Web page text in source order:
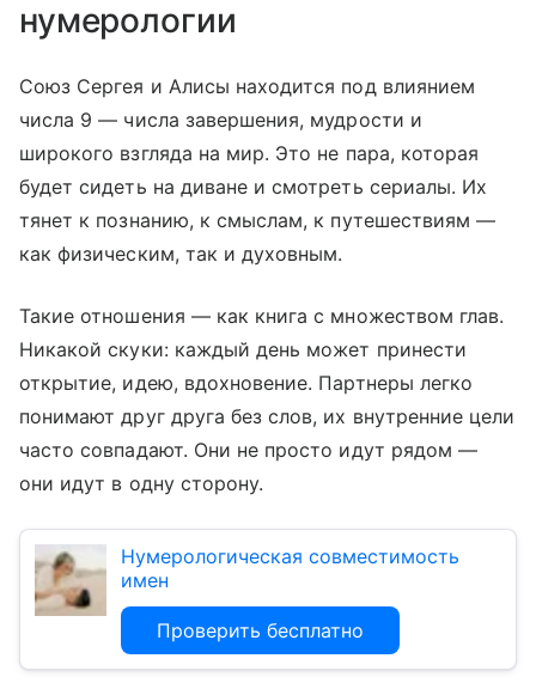
нумерологии
Союз Сергея и Алисы находится под влиянием
числа 9 — числа завершения, мудрости и
широкого взгляда на мир. Это не пара, которая
будет сидеть на диване и смотреть сериалы. Их
тянет к познанию, к смыслам, к путешествиям —
как физическим, так и духовным.
Такие отношения — как книга с множеством глав.
Никакой скуки: каждый день может принести
открытие, идею, вдохновение. Партнеры легко
понимают друг друга без слов, их внутренние цели
часто совпадают. Они не просто идут рядом —
они идут в одну сторону.
Нумерологическая совместимость
имен
Проверить бесплатно